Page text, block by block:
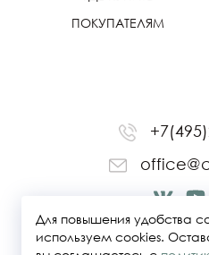
ПОКУПАТЕЛЯМ
Для повышения удобства
используем cookies.